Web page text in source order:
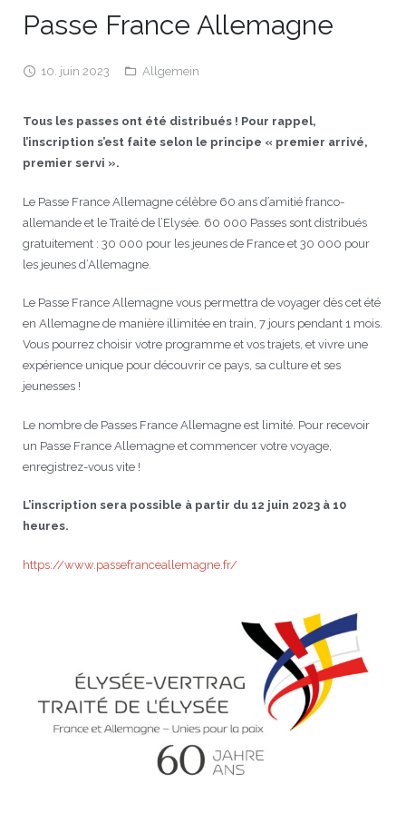
Niveaux de base
Perfectionnement
Cours thématiques
Atelier de chant
Formation professionnelle
Cours enfants / ados
Cours particuliers
Stages intensifs
Centre d’examens
Inscriptions et tarifs
Tandem linguistique
Infos profs d’allemand
Matériel pédagogique
Formation des enseignants
Infos pour les parents
Section Internationale Allemand
AbiBac
Cercle de lecture
Onleihe – Prêt en ligne
écolotude
Conseil de mobilité
Coaching individuel
Point info
Volontariat écologique
Opportunités
Petites annonces
Parcourir les annonces
Rédiger une annonce
Brieffreunde@correspondants
Classe@Klasse
Inscription pour les classes françaises
Inscription à notre newsletter
Notre équipe
Equipe de Montpellier
Equipe de Heidelberg
Jumelage Heidelberg / Montpellier
50 ans en 2016
Maison de Montpellier
Plan d’accès
Partenaires institutionnels
Coopérations culturelles et pédagogiques
Réseaux franco-allemands en LR
Réseau d’affaires
Liens utiles
JEU
Les Mystères de Heidelberg
99Ballons
Passe France Allemagne
10. juin 2023 Allgemein
Tous les passes ont été distribués ! Pour rappel,
l’inscription s’est faite selon le principe « premier arrivé,
premier servi ».
Le Passe France Allemagne célèbre 60 ans d’amitié franco-
allemande et le Traité de l’Elysée. 60 000 Passes sont distribués
gratuitement : 30 000 pour les jeunes de France et 30 000 pour
les jeunes d’Allemagne.
Le Passe France Allemagne vous permettra de voyager dès cet été
en Allemagne de manière illimitée en train, 7 jours pendant 1 mois.
Vous pourrez choisir votre programme et vos trajets, et vivre une
expérience unique pour découvrir ce pays, sa culture et ses
jeunesses !
Le nombre de Passes France Allemagne est limité. Pour recevoir
un Passe France Allemagne et commencer votre voyage,
enregistrez-vous vite !
L’inscription sera possible à partir du 12 juin 2023 à 10
heures.
https://www.passefranceallemagne.fr/